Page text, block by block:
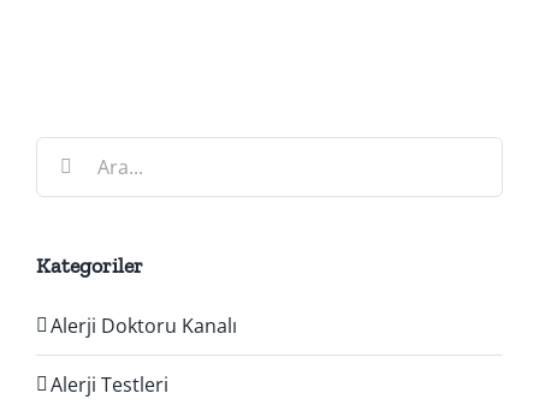
Ara:
Kategoriler
Alerji Doktoru Kanalı
Alerji Testleri